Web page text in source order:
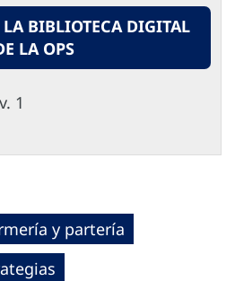
LA BIBLIOTECA DIGITAL
LA OPS
1
y partería